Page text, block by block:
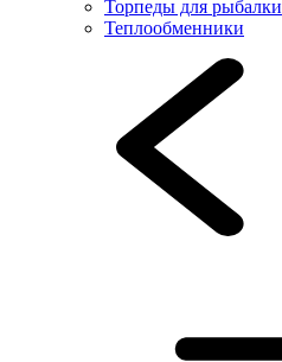
Торпеды для рыбалки
Теплообменники